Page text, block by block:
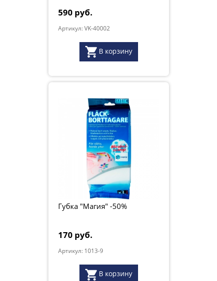
590 руб.
Артикул: VK-40002
В корзину
Губка "Магия" -50%
170 руб.
Артикул: 1013-9
В корзину